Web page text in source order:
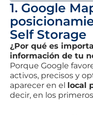
1. Google
Self Storage
¿Por qué es
información de tu
Porque Google
activos, precisos y
aparecer en el local
decir, en los